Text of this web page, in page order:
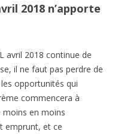
2018 n’apporte
avril 2018 continue de
il ne faut pas perdre de
opportunités qui
commencera à
moins en moins
emprunt, et ce